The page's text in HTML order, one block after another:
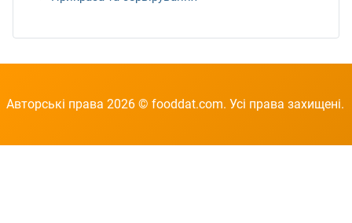
Авторські права 2026 © fooddat.com. Усі права захищені.